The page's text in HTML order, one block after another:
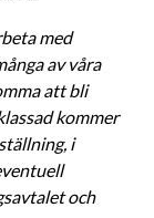
med
av våra
att bli
kommer
i
och